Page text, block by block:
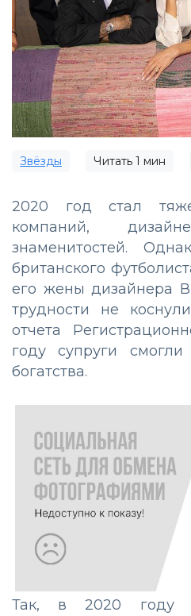
Звёзды Читать 1 мин
2020 год стал
компаний,
знаменитостей.
британского
его жены дизайнера
трудности не
отчета
году супруги
богатства.
Так, в 2020 году